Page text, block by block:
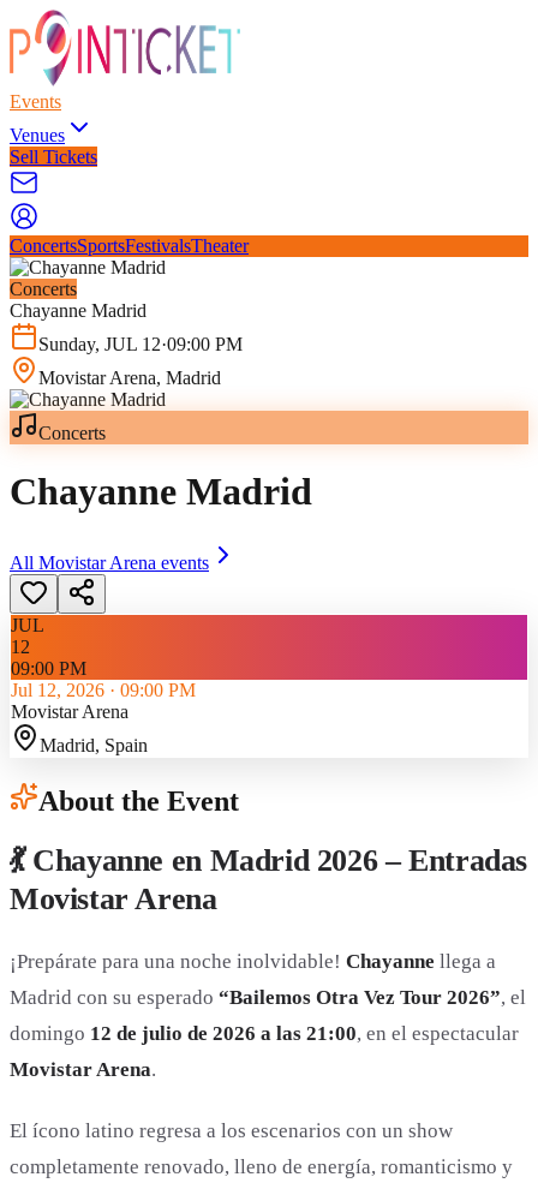
Events
Venues
Sell Tickets
ConcertsSportsFestivalsTheater
Concerts
Chayanne Madrid
Sunday, JUL 12·09:00 PM
Movistar Arena, Madrid
Concerts
Chayanne Madrid
All Movistar Arena events
JUL
12
09:00 PM
Jul 12, 2026 · 09:00 PM
Movistar Arena
Madrid, Spain
About the Event
💃 Chayanne en Madrid 2026 – Entradas
Movistar Arena
¡Prepárate para una noche inolvidable! Chayanne llega a
Madrid con su esperado “Bailemos Otra Vez Tour 2026”, el
domingo 12 de julio de 2026 a las 21:00, en el espectacular
Movistar Arena.
El ícono latino regresa a los escenarios con un show
completamente renovado, lleno de energía, romanticismo y